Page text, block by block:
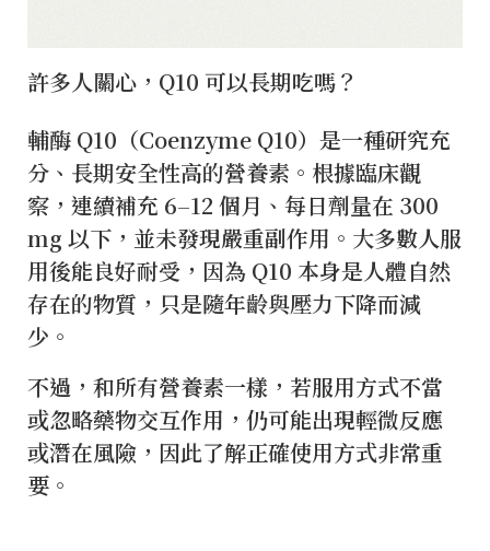
許多人關心，Q10 可以長期吃嗎？
輔酶 Q10（Coenzyme Q10）是一種研究充
分、長期安全性高的營養素。根據臨床觀
察，連續補充 6–12 個月、每日劑量在 300
mg 以下，並未發現嚴重副作用。大多數人服
用後能良好耐受，因為 Q10 本身是人體自然
存在的物質，只是隨年齡與壓力下降而減
少。
不過，和所有營養素一樣，若服用方式不當
或忽略藥物交互作用，仍可能出現輕微反應
或潛在風險，因此了解正確使用方式非常重
要。